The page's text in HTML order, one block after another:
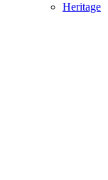
Heritage